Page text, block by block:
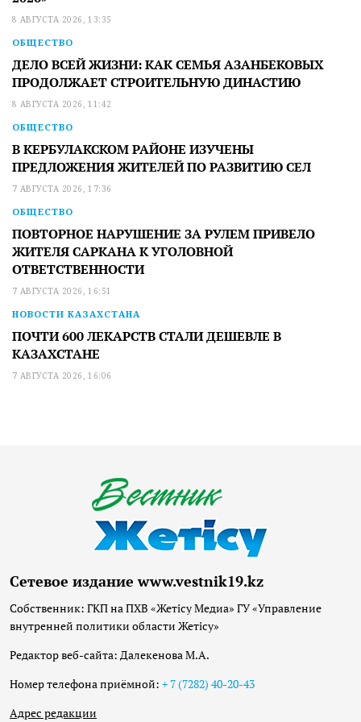
8 АВГУСТА 2026, 13:35
ОБЩЕСТВО
ДЕЛО ВСЕЙ ЖИЗНИ: КАК СЕМЬЯ АЗАНБЕКОВЫХ
ПРОДОЛЖАЕТ СТРОИТЕЛЬНУЮ ДИНАСТИЮ
8 АВГУСТА 2026, 11:42
ОБЩЕСТВО
В КЕРБУЛАКСКОМ РАЙОНЕ ИЗУЧЕНЫ
ПРЕДЛОЖЕНИЯ ЖИТЕЛЕЙ ПО РАЗВИТИЮ СЕЛ
7 АВГУСТА 2026, 17:36
ОБЩЕСТВО
ПОВТОРНОЕ НАРУШЕНИЕ ЗА РУЛЕМ ПРИВЕЛО
ЖИТЕЛЯ САРКАНА К УГОЛОВНОЙ
ОТВЕТСТВЕННОСТИ
7 АВГУСТА 2026, 16:51
НОВОСТИ КАЗАХСТАНА
ПОЧТИ 600 ЛЕКАРСТВ СТАЛИ ДЕШЕВЛЕ В
КАЗАХСТАНЕ
7 АВГУСТА 2026, 16:06
Сетевое издание www.vestnik19.kz
Собственник: ГКП на ПХВ «Жетісу Медиа» ГУ «Управление
внутренней политики области Жетісу»
Редактор веб-сайта: Далекенова М.А.
Номер телефона приёмной: + 7 (7282) 40-20-43
Адрес редакции